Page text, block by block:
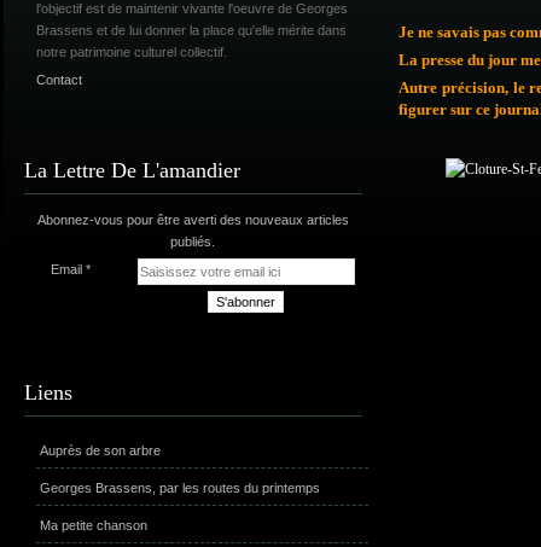
l'objectif est de maintenir vivante l'oeuvre de Georges
Brassens et de lui donner la place qu'elle mérite dans
notre patrimoine culturel collectif.
Contact
La Lettre De L'amandier
Abonnez-vous pour être averti des nouveaux articles
publiés.
Email
Liens
Auprès de son arbre
Georges Brassens, par les routes du printemps
Ma petite chanson
Je ne savais pas
La presse du jour
Autre précision, le
figurer sur ce